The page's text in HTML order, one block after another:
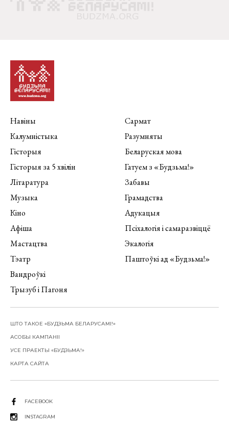
Навіны
Калумністыка
Гісторыя
Гісторыя за 5 хвілін
Літаратура
Музыка
Кіно
Афіша
Мастацтва
Тэатр
Вандроўкі
Трызуб і Пагоня
Сармат
Разумняты
Беларуская мова
Гатуем з «Будзьма!»
Забавы
Грамадства
Адукацыя
Псіхалогія і самаразвіццё
Экалогія
Паштоўкі ад «Будзьма!»
ШТО ТАКОЕ «БУДЗЬМА БЕЛАРУСАМІ!»
АСОБЫ КАМПАНІІ
УСЕ ПРАЕКТЫ «БУДЗЬМА!»
КАРТА САЙТА
FACEBOOK
INSTAGRAM